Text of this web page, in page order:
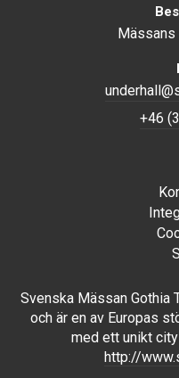
+46
Svenska Mässan
och är en av Europas
med ett unikt
http://